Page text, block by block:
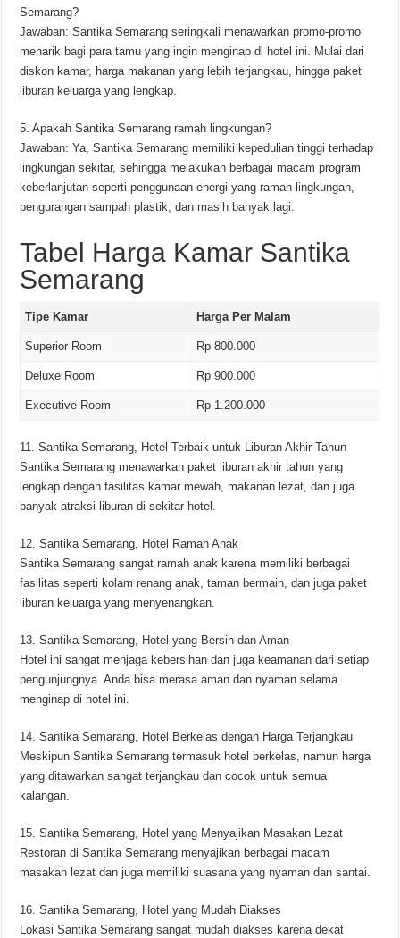
Semarang?
Jawaban: Santika Semarang seringkali menawarkan promo-promo
menarik bagi para tamu yang ingin menginap di hotel ini. Mulai dari
diskon kamar, harga makanan yang lebih terjangkau, hingga paket
liburan keluarga yang lengkap.
5. Apakah Santika Semarang ramah lingkungan?
Jawaban: Ya, Santika Semarang memiliki kepedulian tinggi terhadap
lingkungan sekitar, sehingga melakukan berbagai macam program
keberlanjutan seperti penggunaan energi yang ramah lingkungan,
pengurangan sampah plastik, dan masih banyak lagi.
Tabel Harga Kamar Santika
Semarang
Tipe Kamar Harga Per Malam
Superior Room Rp 800.000
Deluxe Room Rp 900.000
Executive Room Rp 1.200.000
11. Santika Semarang, Hotel Terbaik untuk Liburan Akhir Tahun
Santika Semarang menawarkan paket liburan akhir tahun yang
lengkap dengan fasilitas kamar mewah, makanan lezat, dan juga
banyak atraksi liburan di sekitar hotel.
12. Santika Semarang, Hotel Ramah Anak
Santika Semarang sangat ramah anak karena memiliki berbagai
fasilitas seperti kolam renang anak, taman bermain, dan juga paket
liburan keluarga yang menyenangkan.
13. Santika Semarang, Hotel yang Bersih dan Aman
Hotel ini sangat menjaga kebersihan dan juga keamanan dari setiap
pengunjungnya. Anda bisa merasa aman dan nyaman selama
menginap di hotel ini.
14. Santika Semarang, Hotel Berkelas dengan Harga Terjangkau
Meskipun Santika Semarang termasuk hotel berkelas, namun harga
yang ditawarkan sangat terjangkau dan cocok untuk semua
kalangan.
15. Santika Semarang, Hotel yang Menyajikan Masakan Lezat
Restoran di Santika Semarang menyajikan berbagai macam
masakan lezat dan juga memiliki suasana yang nyaman dan santai.
16. Santika Semarang, Hotel yang Mudah Diakses
Lokasi Santika Semarang sangat mudah diakses karena dekat